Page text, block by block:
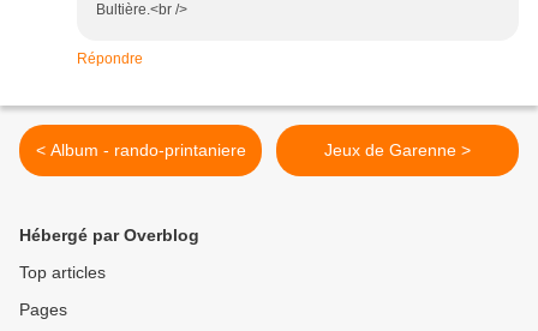
Bultière.<br />
Répondre
< Album - rando-printaniere Jeux de Garenne >
Hébergé par Overblog
Top articles
Pages